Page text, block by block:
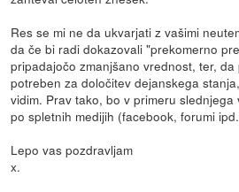
Res se mi ne da ukvarjati z vašimi
da če bi radi dokazovali "prekomerno
pripadajočo zmanjšano vrednost, ter,
potreben za določitev dejanskega
vidim. Prav tako, bo v primeru
po spletnih medijih (facebook, forumi
Lepo vas pozdravljam
x.